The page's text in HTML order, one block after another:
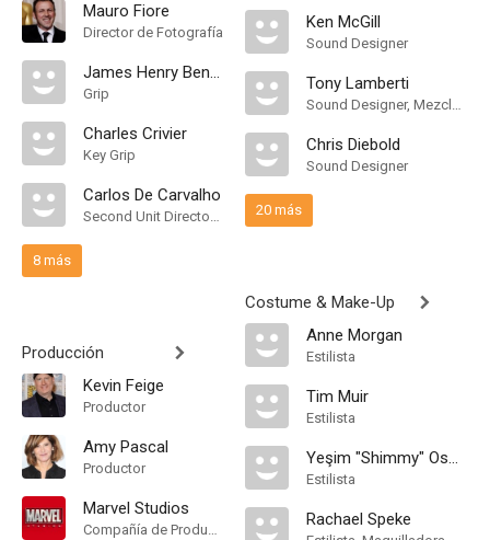
Mauro Fiore
Director de Fotografía
James Henry Benton
Grip
Charles Crivier
Key Grip
Carlos De Carvalho
Second Unit Director of Photography
8 más
Producción
Kevin Feige
Productor
Amy Pascal
Productor
Marvel Studios
Compañía de Produccion
Ken McGill
Sound Designer
Tony Lamberti
Sound Designer, Mezclador de Re-Grabación de Sonido
Chris Diebold
Sound Designer
20 más
Costume & Make-Up
Anne Morgan
Estilista
Tim Muir
Estilista
Yeşim "Shimmy" Osman
Estilista
Rachael Speke